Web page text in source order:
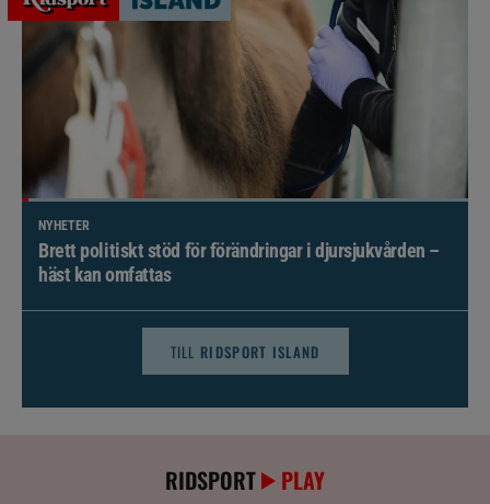
NYHETER
Brett politiskt stöd för förändringar i djursjukvården –
häst kan omfattas
TILL RIDSPORT ISLAND
RIDSPORT PLAY